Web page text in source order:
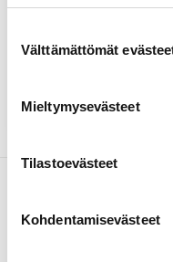
Välttämättömät
Mieltymysevästeet
Tilastoevästeet
Kohdentamisevästeet
Ilmoittautumiset 15.10
Voit osallistua yhteen